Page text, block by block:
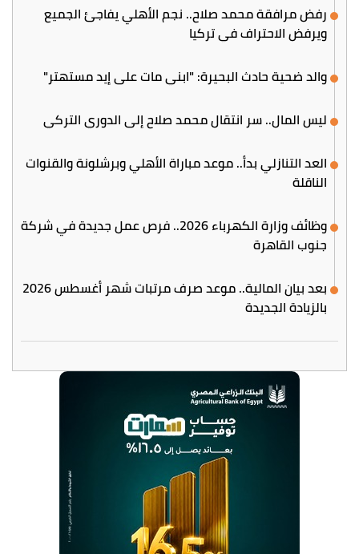
رفض مرافقة محمد صلاح.. نجم الأهلي يفاجئ الجميع
ويرفض الاحتراف في تركيا
والد ضحية حادث البحيرة: "ابني مات على إيد مستهتر"
ليس المال.. سر انتقال محمد صلاح إلى الدوري التركي
العد التنازلي بدأ.. موعد مباراة الأهلي وبرشلونة والقنوات
الناقلة
وظائف وزارة الكهرباء 2026.. فرص عمل جديدة في شركة
جنوب القاهرة
بعد بيان المالية.. موعد صرف مرتبات شهر أغسطس 2026
بالزيادة الجديدة